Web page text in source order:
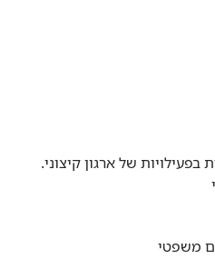
של ארגון קיצוני.‏
משפטי